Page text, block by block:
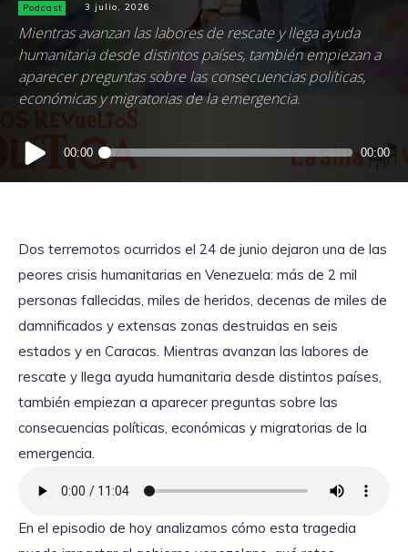
Podcast 3 julio, 2026
Mientras avanzan las labores de rescate y llega ayuda
humanitaria desde distintos países, también empiezan a
aparecer preguntas sobre las consecuencias políticas,
económicas y migratorias de la emergencia.
Reproductor
de
audio
00:00 00:00
Dos terremotos ocurridos el 24 de junio dejaron una de las
peores crisis humanitarias en Venezuela: más de 2 mil
personas fallecidas, miles de heridos, decenas de miles de
damnificados y extensas zonas destruidas en seis
estados y en Caracas. Mientras avanzan las labores de
rescate y llega ayuda humanitaria desde distintos países,
también empiezan a aparecer preguntas sobre las
consecuencias políticas, económicas y migratorias de la
emergencia.
En el episodio de hoy analizamos cómo esta tragedia